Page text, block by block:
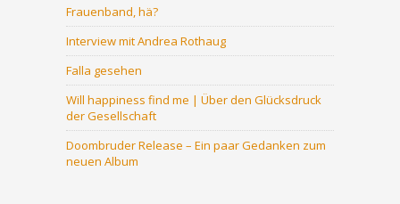
Frauenband, hä?
Interview mit Andrea Rothaug
Falla gesehen
Will happiness find me | Über den Glücksdruck
der Gesellschaft
Doombruder Release – Ein paar Gedanken zum
neuen Album